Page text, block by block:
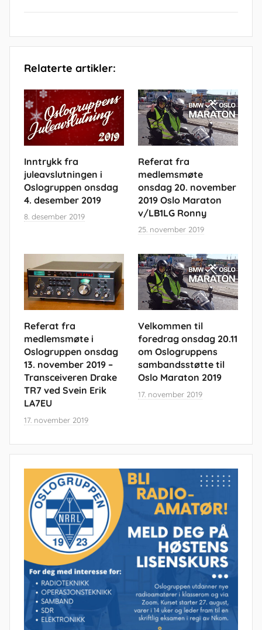
Relaterte artikler:
Inntrykk fra
juleavslutningen i
Oslogruppen onsdag
4. desember 2019
8. desember 2019
Referat fra
medlemsmøte
onsdag 20. november
2019 Oslo Maraton
v/LB1LG Ronny
25. november 2019
Referat fra
medlemsmøte i
Oslogruppen onsdag
13. november 2019 –
Transceiveren Drake
TR7 ved Svein Erik
LA7EU
17. november 2019
Velkommen til
foredrag onsdag 20.11
om Oslogruppens
sambandsstøtte til
Oslo Maraton 2019
17. november 2019